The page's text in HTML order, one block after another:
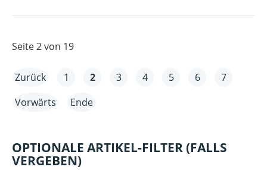
SICH
IM
16!
Seite 2 von 19
Zurück 1 2 3 4 5 6
7
Vorwärts
Ende
OPTIONALE ARTIKEL-FILTER (FALLS
VERGEBEN)